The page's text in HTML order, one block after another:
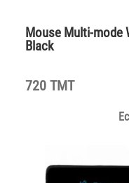
Mouse Multi-mode
Black
720 TMT